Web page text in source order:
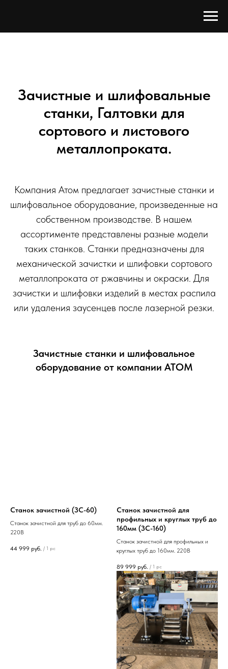
Зачистные и шлифовальные
станки, Галтовки для
сортового и листового
металлопроката.
Компания Атом предлагает зачистные станки и
шлифовальное оборудование, произведенные на
собственном производстве. В нашем
ассортименте представлены разные модели
таких станков. Станки предназначены для
механической зачистки и шлифовки сортового
металлопроката от ржавчины и окраски. Для
зачистки и шлифовки изделий в местах распила
или удаления заусенцев после лазерной резки.
Зачистные станки и шлифовальное
оборудование от компании АТОМ
Станок зачистной (ЗС-60)
Станок зачистной для труб до 60мм.
220В
44 999 руб. / 1 pc
Станок зачистной для
профильных и круглых труб до
160мм (ЗС-160)
Станок зачистной для профильных и
круглых труб до 160мм. 220В
89 999 руб. / 1 pc